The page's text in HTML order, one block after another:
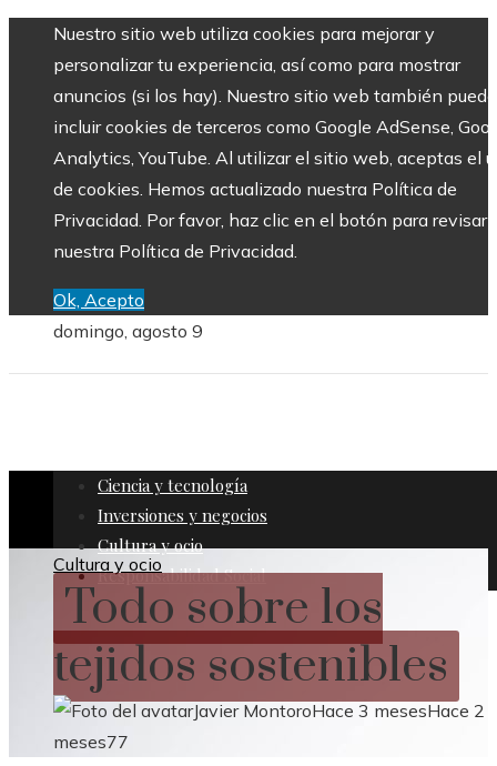
Nuestro sitio web utiliza cookies para mejorar y
personalizar tu experiencia, así como para mostrar
anuncios (si los hay). Nuestro sitio web también puede
incluir cookies de terceros como Google AdSense,
Analytics, YouTube. Al utilizar el sitio web, aceptas el
de cookies. Hemos actualizado nuestra Política de
Privacidad. Por favor, haz clic en el botón para revisar
nuestra Política de Privacidad.
Ok, Acepto
domingo, agosto 9
Ciencia y tecnología
Inversiones y negocios
Cultura y ocio
Responsabilidad Social
Cultura y ocio
Todo sobre los
tejidos sostenibles
Javier MontoroHace 3 mesesHace 2
meses77